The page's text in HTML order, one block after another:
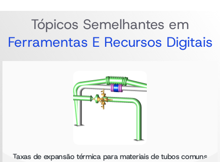
Tópicos Semelhantes em
Ferramentas E Recursos Digitais
Taxas de expansão térmica para materiais de tubos comuns